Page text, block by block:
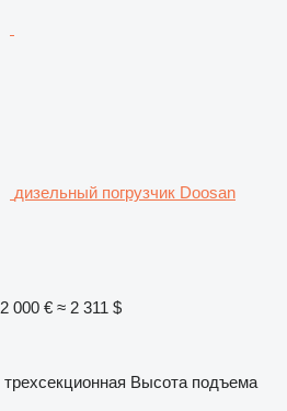
дизельный погрузчик Doosan
2 000 € ≈ 2 311 $
трехсекционная Высота подъема